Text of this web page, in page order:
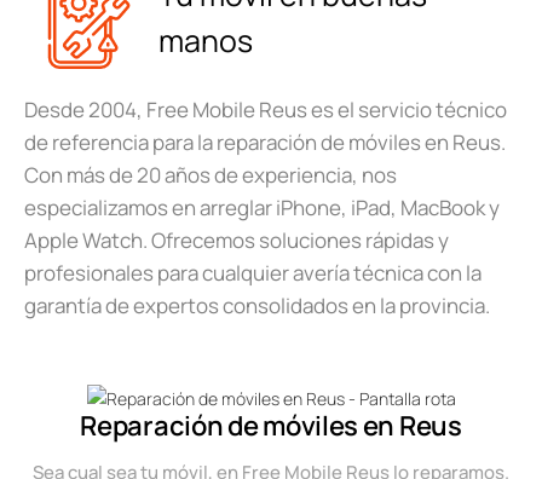
manos
Desde 2004, Free Mobile Reus es el servicio técnico
de referencia para la reparación de móviles en Reus.
Con más de 20 años de experiencia, nos
especializamos en arreglar iPhone, iPad, MacBook y
Apple Watch. Ofrecemos soluciones rápidas y
profesionales para cualquier avería técnica con la
garantía de expertos consolidados en la provincia.
Reparación de móviles en Reus
Sea cual sea tu móvil, en Free Mobile Reus lo reparamos.